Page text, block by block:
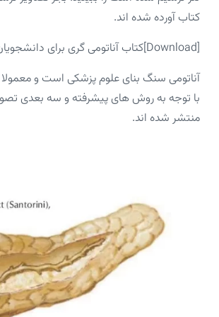
کتاب آورده شده اند.
[download]کتاب آناتومی گری برای دانشجویان[/download]
آناتومی سنگ بنای علوم پزشکی است و
با توجه به روش های پیشرفته و سه بعدی
منتشر شده اند.